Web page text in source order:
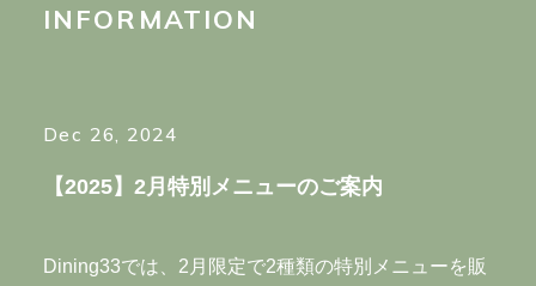
RESERVATION
ACCESS
INFORMATION
Dec 26, 2024
【2025】2月特別メニューのご案内
Dining33では、2月限定で2種類の特別メニューを販